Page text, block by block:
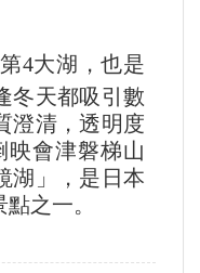
4大湖，也是
冬天都吸引數
澄清，透明度
映會津磐梯山
湖」，是日本
之一。